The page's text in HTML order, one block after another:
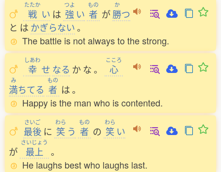
たたか
戦 い は
つよ
強 い
もの
者 が
か
勝つ
と は かぎらない。
The battle is not always to the strong.
しあわ
幸 せ なる か な。
こころ
心
み
満ちてる
もの
者 は。
Happy is the man who is contented.
さいご
最後 に
わら
笑 う
もの
者 の
わら
笑 い
が
さいじょう
最上
。
He laughs best who laughs last.